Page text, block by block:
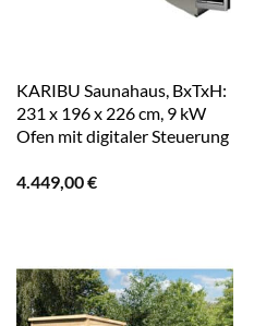
KARIBU Saunahaus, BxTxH:
231 x 196 x 226 cm, 9 kW
Ofen mit digitaler Steuerung
4.449,00€